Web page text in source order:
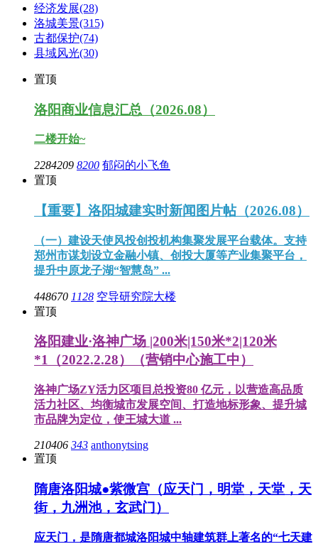
经济发展(28)
洛城美景(315)
古都保护(74)
县域风光(30)
置顶
洛阳商业信息汇总（2026.08）
二楼开始~
2284209 8200 郁闷的小飞鱼
置顶
【重要】洛阳城建实时新闻图片帖（2026.08）
（一）建设天使风投创投机构集聚发展平台载体。支持
郑州市谋划设立金融小镇、创投大厦等产业集聚平台，
提升中原龙子湖“智慧岛” ...
448670 1128 空导研究院大楼
置顶
洛阳建业·洛神广场 |200米|150米*2|120米
*1（2022.2.28）（营销中心施工中）
洛神广场ZY活力区项目总投资80 亿元，以营造高品质
活力社区、均衡城市发展空间、打造地标形象、提升城
市品牌为定位，使王城大道 ...
210406 343 anthonytsing
置顶
隋唐洛阳城●紫微宫（应天门，明堂，天堂，天
街，九洲池，玄武门）
应天门，是隋唐都城洛阳城中轴建筑群上著名的“七天建